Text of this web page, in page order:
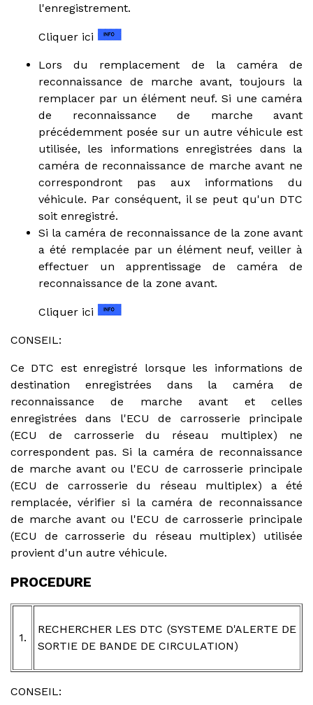
l'enregistrement.
Cliquer ici
Lors du remplacement de la caméra de
reconnaissance de marche avant, toujours la
remplacer par un élément neuf. Si une caméra
de reconnaissance de marche avant
précédemment posée sur un autre véhicule est
utilisée, les informations enregistrées dans la
caméra de reconnaissance de marche avant ne
correspondront pas aux informations du
véhicule. Par conséquent, il se peut qu'un DTC
soit enregistré.
Si la caméra de reconnaissance de la zone avant
a été remplacée par un élément neuf, veiller à
effectuer un apprentissage de caméra de
reconnaissance de la zone avant.
Cliquer ici
CONSEIL:
Ce DTC est enregistré lorsque les informations de
destination enregistrées dans la caméra de
reconnaissance de marche avant et celles
enregistrées dans l'ECU de carrosserie principale
(ECU de carrosserie du réseau multiplex) ne
correspondent pas. Si la caméra de reconnaissance
de marche avant ou l'ECU de carrosserie principale
(ECU de carrosserie du réseau multiplex) a été
remplacée, vérifier si la caméra de reconnaissance
de marche avant ou l'ECU de carrosserie principale
(ECU de carrosserie du réseau multiplex) utilisée
provient d'un autre véhicule.
PROCEDURE
1.
RECHERCHER LES DTC (SYSTEME D'ALERTE DE
SORTIE DE BANDE DE CIRCULATION)
CONSEIL: